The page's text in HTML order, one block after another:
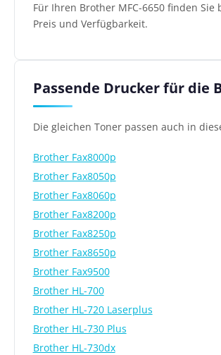
Für Ihren Brother MFC-6650 finden
Preis und Verfügbarkeit.
Passende Drucker für die
Die gleichen Toner passen auch in
Brother Fax8000p
Brother Fax8050p
Brother Fax8060p
Brother Fax8200p
Brother Fax8250p
Brother Fax8650p
Brother Fax9500
Brother HL-700
Brother HL-720 Laserplus
Brother HL-730 Plus
Brother HL-730dx